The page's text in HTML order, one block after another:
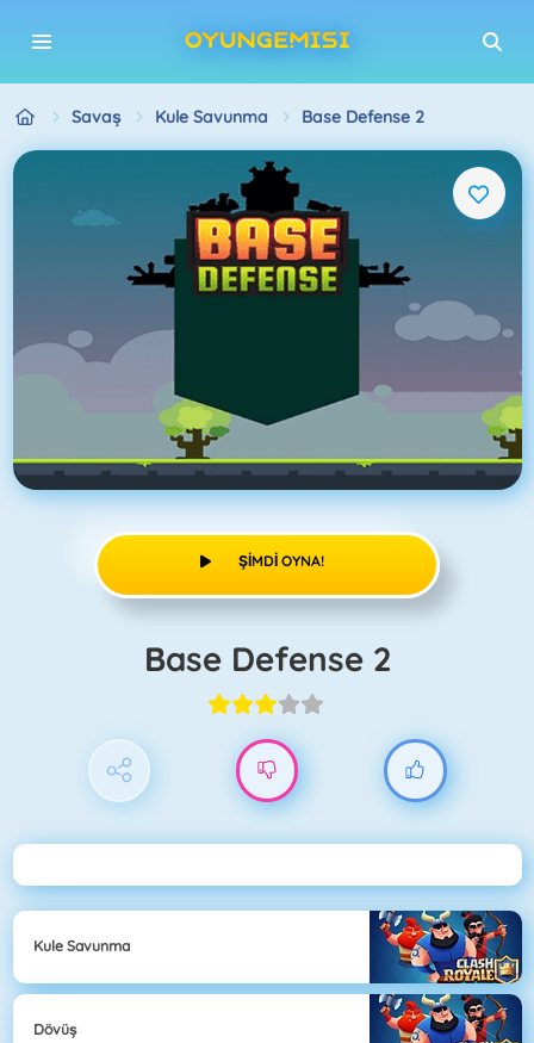
Savaş Kule Savunma Base Defense 2
ŞIMDI OYNA!
Base Defense 2
Kule Savunma
Dövüş